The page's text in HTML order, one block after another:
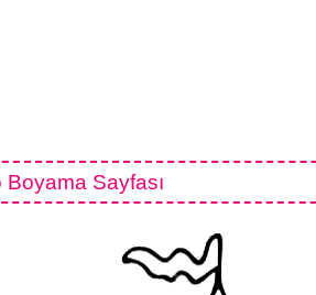
Boyama Sayfası